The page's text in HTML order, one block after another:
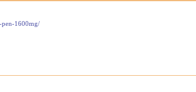
pen-1600mg/